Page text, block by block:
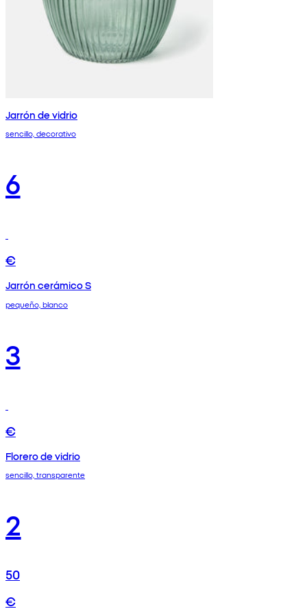
Jarrón de vidrio
sencillo, decorativo
6
€
Jarrón cerámico S
pequeño, blanco
3
€
Florero de vidrio
sencillo, transparente
2
50
€